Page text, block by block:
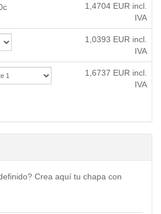
1,4704 EUR incl.
IVA
1,0393 EUR incl.
IVA
1,6737 EUR incl.
IVA
Crea aquí tu chapa con